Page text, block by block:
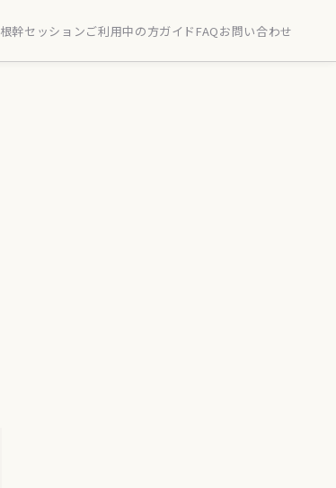
根幹セッションご利用中の方ガイド FAQお問い合わせ